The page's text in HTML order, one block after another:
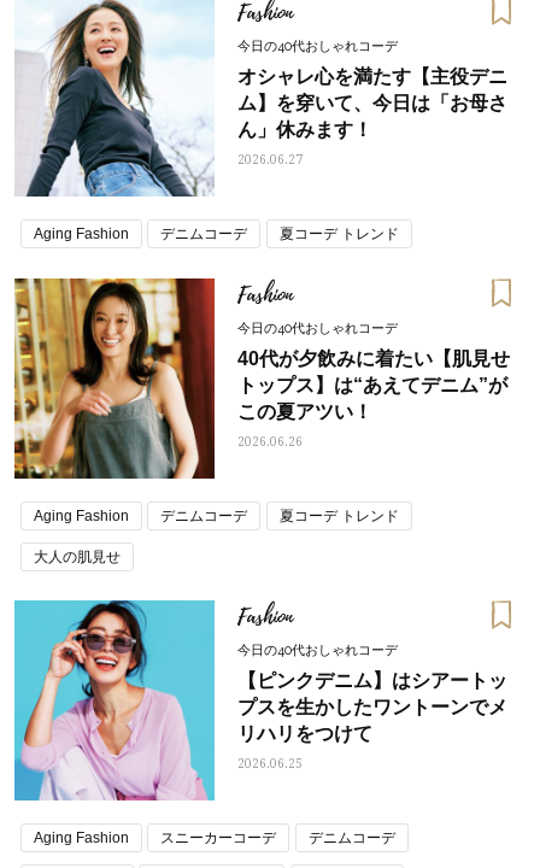
Fashion
今日の40代おしゃれコーデ
オシャレ心を満たす【主役デニ
ム】を穿いて、今日は「お母さ
ん」休みます！
2026.06.27
Aging Fashion デニムコーデ 夏コーデ トレンド
Fashion
今日の40代おしゃれコーデ
40代が夕飲みに着たい【肌見せ
トップス】は“あえてデニム”が
この夏アツい！
2026.06.26
Aging Fashion デニムコーデ 夏コーデ トレンド
大人の肌見せ
Fashion
今日の40代おしゃれコーデ
【ピンクデニム】はシアートッ
プスを生かしたワントーンでメ
リハリをつけて
2026.06.25
Aging Fashion スニーカーコーデ デニムコーデ